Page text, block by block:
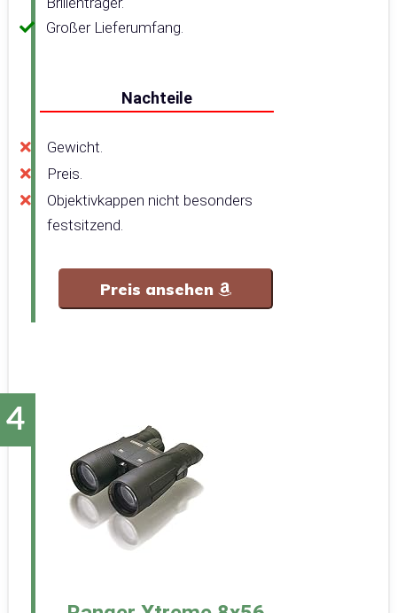
Großer Lieferumfang.
Nachteile
Gewicht.
Preis.
Objektivkappen nicht besonders
festsitzend.
Preis ansehen